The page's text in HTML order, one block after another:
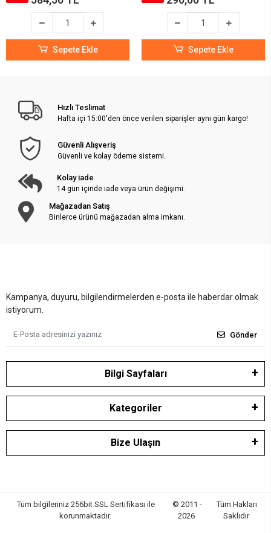
Sepete Ekle Sepete Ekle
Hızlı Teslimat
Hafta içi 15:00'den önce verilen siparişler aynı gün kargo!
Güvenli Alışveriş
Güvenli ve kolay ödeme sistemi.
Kolay iade
14 gün içinde iade veya ürün değişimi.
Mağazadan Satış
Binlerce ürünü mağazadan alma imkanı.
Kampanya, duyuru, bilgilendirmelerden e-posta ile haberdar olmak
istiyorum.
Gönder
Bilgi Sayfaları
Kategoriler
Bize Ulaşın
Tüm bilgileriniz 256bit SSL Sertifikası ile
korunmaktadır.
© 2011 -
2026
Tüm Hakları
Saklıdır